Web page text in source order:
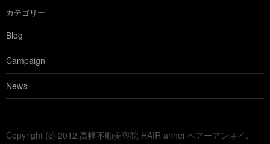
カテゴリー
Blog
Campaign
News
Copyright (c) 2012 高幡不動美容院 HAIR annei ヘアーアンネイ.